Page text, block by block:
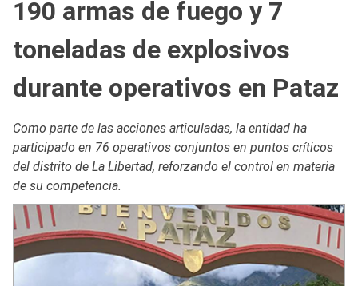
190 armas de fuego y 7
toneladas de explosivos
durante operativos en Pataz
Como parte de las acciones articuladas, la entidad ha
participado en 76 operativos conjuntos en puntos críticos
del distrito de La Libertad, reforzando el control en materia
de su competencia.